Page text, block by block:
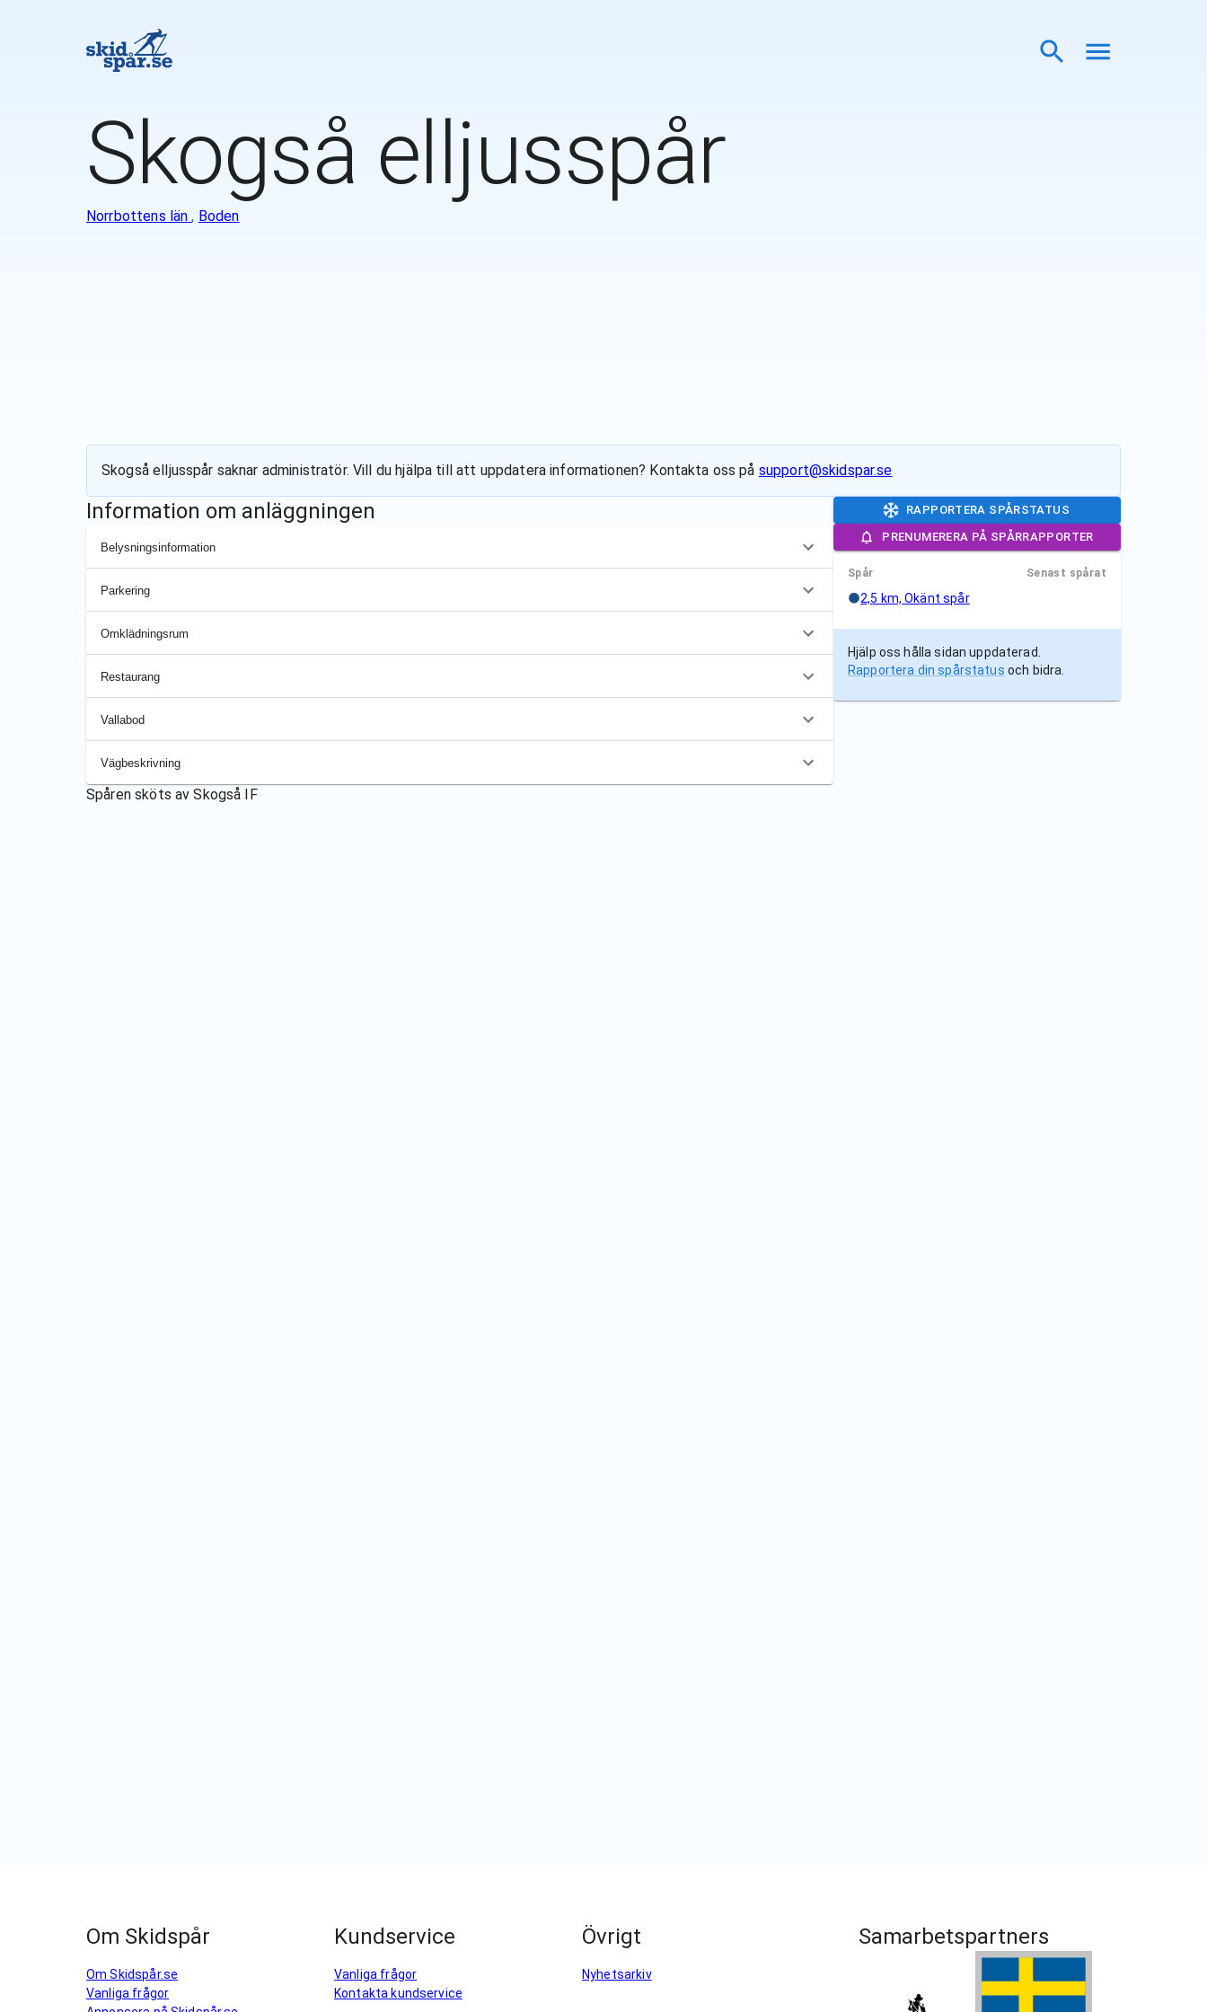
Skogså elljusspår
Norrbottens län, Boden
Skogså elljusspår saknar administratör. Vill du hjälpa till att uppdatera informationen? Kontakta oss på support@skidspar.se
Information om anläggningen
Belysningsinformation
Parkering
Omklädningsrum
Restaurang
Vallabod
Vägbeskrivning
Spåren sköts av Skogså IF
RAPPORTERA SPÅRSTATUS
PRENUMERERA PÅ SPÅRRAPPORTER
Spår Senast spårat
2,5 km, Okänt spår
Hjälp oss hålla sidan uppdaterad.
Rapportera din spårstatus och bidra.
Om Skidspår
Om Skidspår.se
Vanliga frågor
Kundservice
Vanliga frågor
Kontakta kundservice
Övrigt
Nyhetsarkiv
Samarbetspartners